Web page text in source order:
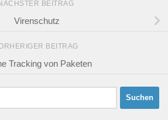
BEITRAG
Virenschutz
BEITRAG
Tracking von Paketen